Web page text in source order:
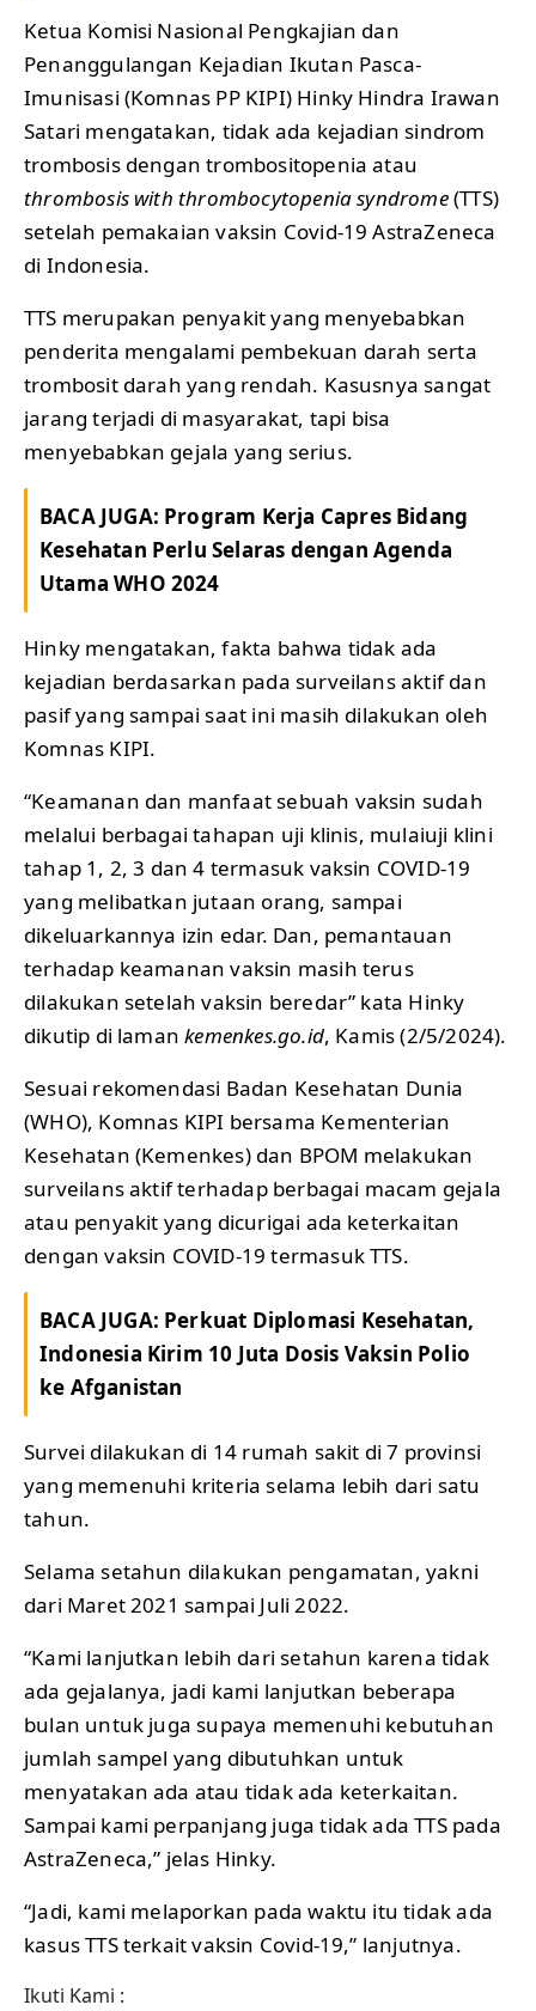
Ketua Komisi Nasional Pengkajian dan
Penanggulangan Kejadian Ikutan Pasca-
Imunisasi (Komnas PP KIPI) Hinky Hindra Irawan
Satari mengatakan, tidak ada kejadian sindrom
trombosis dengan trombositopenia atau
thrombosis with thrombocytopenia syndrome(TTS)
setelah pemakaian vaksin Covid-19 AstraZeneca
di Indonesia.
TTS merupakan penyakit yang menyebabkan
penderita mengalami pembekuan darah serta
trombosit darah yang rendah. Kasusnya sangat
jarang terjadi di masyarakat, tapi bisa
menyebabkan gejala yang serius.
BACA JUGA: Program Kerja Capres Bidang
Kesehatan Perlu Selaras dengan Agenda
Utama WHO 2024
Hinky mengatakan, fakta bahwa tidak ada
kejadian berdasarkan pada surveilans aktif dan
pasif yang sampai saat ini masih dilakukan oleh
Komnas KIPI.
“Keamanan dan manfaat sebuah vaksin sudah
melalui berbagai tahapan uji klinis, mulaiuji klini
tahap 1, 2, 3 dan 4 termasuk vaksin COVID-19
yang melibatkan jutaan orang, sampai
dikeluarkannya izin edar. Dan, pemantauan
terhadap keamanan vaksin masih terus
dilakukan setelah vaksin beredar” kata Hinky
dikutip di lamankemenkes.go.id, Kamis (2/5/2024).
Sesuai rekomendasi Badan Kesehatan Dunia
(WHO), Komnas KIPI bersama Kementerian
Kesehatan (Kemenkes) dan BPOM melakukan
surveilans aktif terhadap berbagai macam gejala
atau penyakit yang dicurigai ada keterkaitan
dengan vaksin COVID-19 termasuk TTS.
BACA JUGA: Perkuat Diplomasi Kesehatan,
Indonesia Kirim 10 Juta Dosis Vaksin Polio
ke Afganistan
Survei dilakukan di 14 rumah sakit di 7 provinsi
yang memenuhi kriteria selama lebih dari satu
tahun.
Selama setahun dilakukan pengamatan, yakni
dari Maret 2021 sampai Juli 2022.
“Kami lanjutkan lebih dari setahun karena tidak
ada gejalanya, jadi kami lanjutkan beberapa
bulan untuk juga supaya memenuhi kebutuhan
jumlah sampel yang dibutuhkan untuk
menyatakan ada atau tidak ada keterkaitan.
Sampai kami perpanjang juga tidak ada TTS pada
AstraZeneca,” jelas Hinky.
“Jadi, kami melaporkan pada waktu itu tidak ada
kasus TTS terkait vaksin Covid-19,” lanjutnya.
Ikuti Kami :